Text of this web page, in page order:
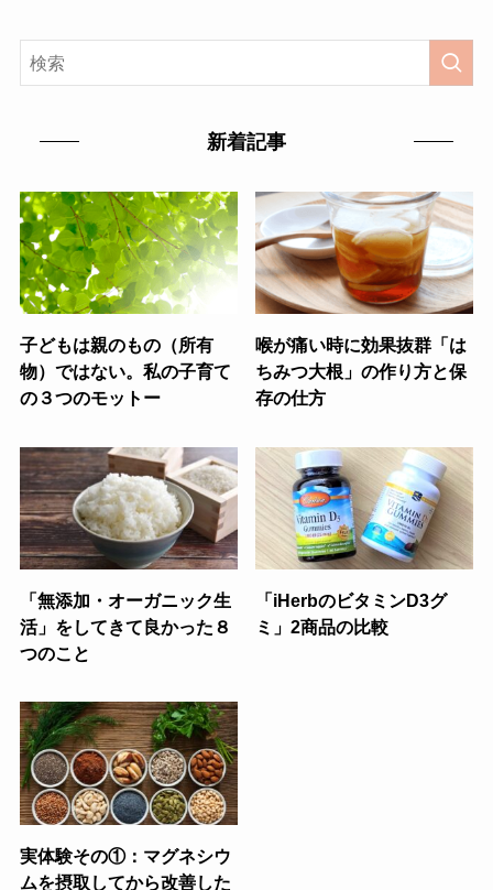
新着記事
子どもは親のもの（所有
物）ではない。私の子育て
の３つのモットー
喉が痛い時に効果抜群「は
ちみつ大根」の作り方と保
存の仕方
「無添加・オーガニック生
活」をしてきて良かった８
つのこと
「iHerbのビタミンD3グ
ミ」2商品の比較
実体験その①：マグネシウ
ムを摂取してから改善した